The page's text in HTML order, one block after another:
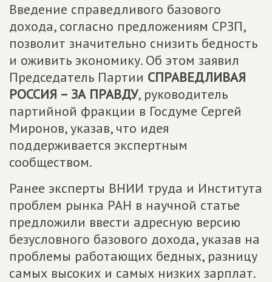
Введение справедливого базового
дохода, согласно предложениям СРЗП,
позволит значительно снизить бедность
и оживить экономику. Об этом заявил
Председатель Партии СПРАВЕДЛИВАЯ
РОССИЯ – ЗА ПРАВДУ, руководитель
партийной фракции в Госдуме Сергей
Миронов, указав, что идея
поддерживается экспертным
сообществом.
Ранее эксперты ВНИИ труда и Института
проблем рынка РАН в научной статье
предложили ввести адресную версию
безусловного базового дохода, указав на
проблемы работающих бедных, разницу
самых высоких и самых низких зарплат.